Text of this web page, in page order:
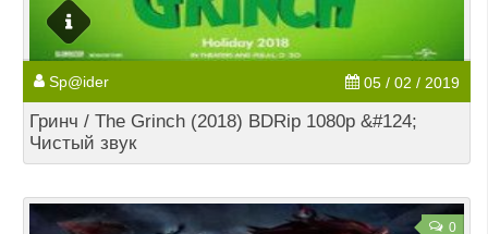
Sp@ider 05 / 02 / 2019
Гринч / The Grinch (2018) BDRip 1080p &#124;
Чистый звук
0